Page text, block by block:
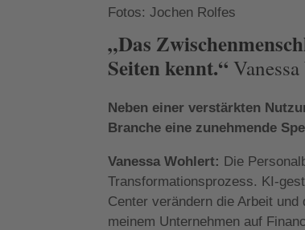
Fotos: Jochen Rolfes
„Das
Seiten kennt.“
Neben einer verstärkten
Branche eine zunehmende
Vanessa Wohlert: Die
Transformationsprozess. KI-
Center verändern die Arbeit
meinem Unternehmen auf